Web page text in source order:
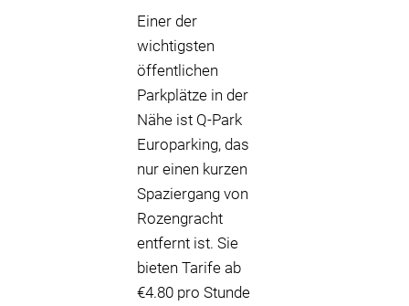
Einer der
wichtigsten
öffentlichen
Parkplätze in der
Nähe ist Q-Park
Europarking, das
nur einen kurzen
Spaziergang von
Rozengracht
entfernt ist. Sie
bieten Tarife ab
€4.80 pro Stunde